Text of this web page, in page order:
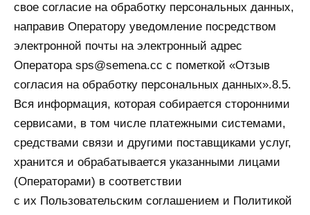
свое согласие на обработку персональных данных,
направив Оператору уведомление посредством
электронной почты на электронный адрес
Оператора sps@semena.cc с пометкой «Отзыв
согласия на обработку персональных данных».8.5.
Вся информация, которая собирается сторонними
сервисами, в том числе платежными системами,
средствами связи и другими поставщиками услуг,
хранится и обрабатывается указанными лицами
(Операторами) в соответствии
с их Пользовательским соглашением и Политикой